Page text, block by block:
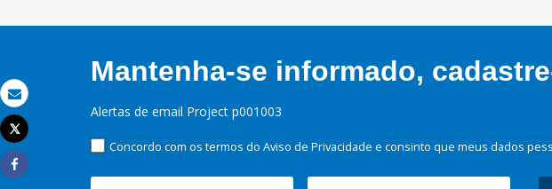
Email
Imprimir
Tweet
Share
Mantenha-se informado,
Alertas de email Project p001003
Concordo com os termos do Aviso de Privacidade e consinto que meus dados